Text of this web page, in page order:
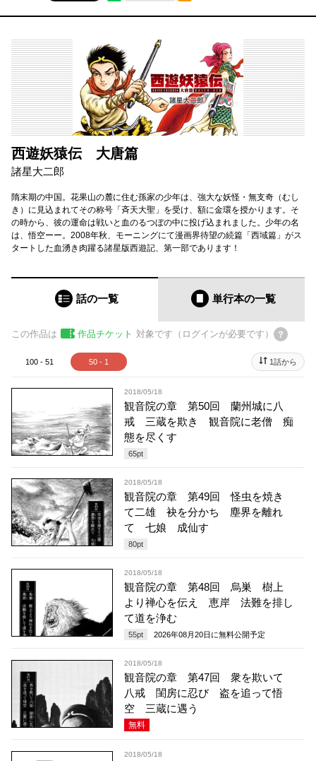
西遊妖猿伝 大唐篇
諸星大二郎
隋末期の中国。花果山の麓に住む孫家の少年は、強大な妖怪・無支奇（むし
き）に見込まれてその称号「斉天大聖」を受け、額に金環を授かります。そ
の時から、彼の運命は戦いと血のるつぼの中に投げ込まれました。少年の名
は、悟空ーー。2008年秋、モーニングにて漫画界待望の続篇「西域篇」がス
タートした血湧き肉躍る諸星版西遊記、第一部であります！
話の一覧 単行本の一覧
この作品は 作品チケット 対象です（ログインが必要です）
100 - 51 50 - 1 1話から
2018/05/18
観音院の章 第50回 蘭州城に八
戒 三蔵を欺き 観音院に老僧 痴
態を尽くす
65pt
2018/05/18
観音院の章 第49回 怪虫を焼き
て二雄 袂を分かち 塵界を離れ
て 七娘 成仙す
80pt
2018/05/18
観音院の章 第48回 烏巣 樹上
より禅心を伝え 恵岸 法難を排し
て道を浄む
55pt 2026年08月20日 に無料公開予定
2018/05/18
観音院の章 第47回 衆を欺いて
八戒 閨房に忍び 盗を追って悟
空 三蔵に遇う
無料
2018/05/18